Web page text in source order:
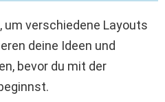
um verschiedene Layouts
deine Ideen und
bevor du mit der